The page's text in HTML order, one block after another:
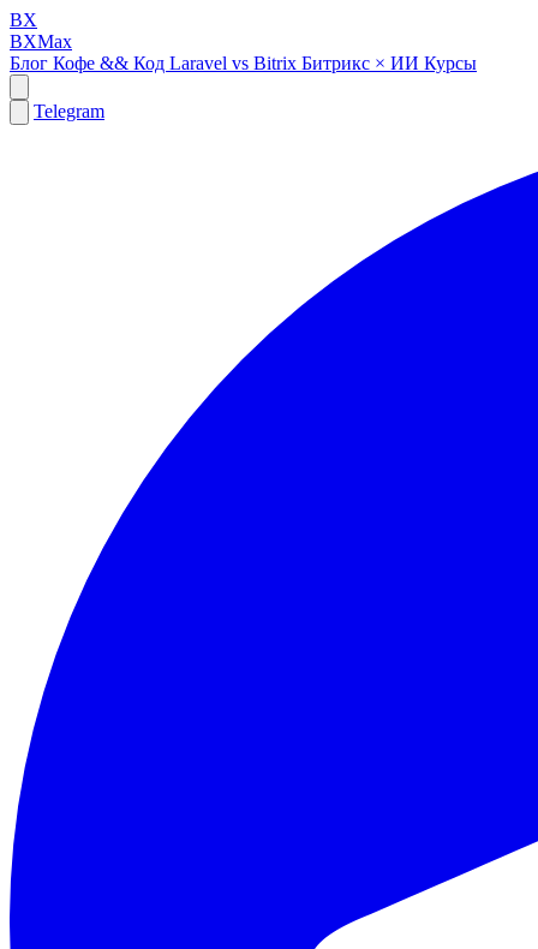
BX
BXMax
Блог Кофе && Код Laravel vs Bitrix Битрикс × ИИ Курсы
Telegram